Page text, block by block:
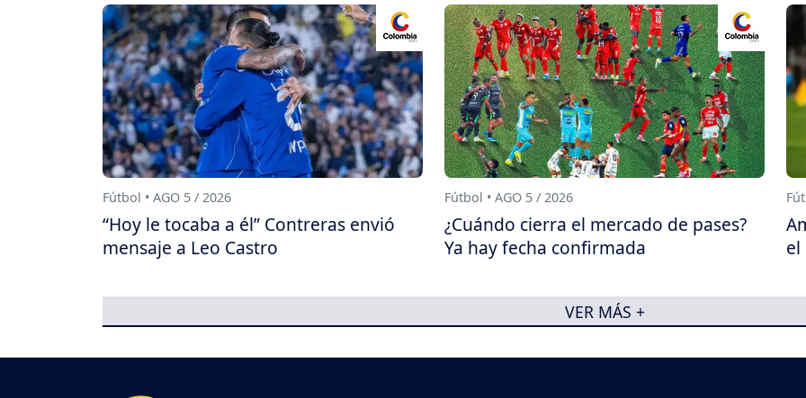
Fútbol • AGO 5 / 2026
“Hoy le tocaba a él” Contreras envió
mensaje a Leo Castro
Fútbol • AGO 5 / 2026
¿Cuándo cierra el mercado de pases?
Ya hay fecha confirmada
VER MÁS +